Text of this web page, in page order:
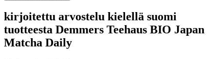
kirjoitettu arvostelu kielellä suomi
tuotteesta Demmers Teehaus BIO Japan
Matcha Daily